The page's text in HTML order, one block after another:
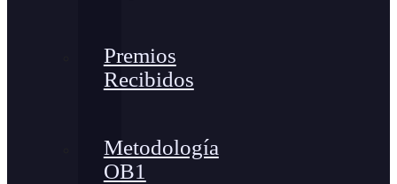
Premios
Recibidos
Metodología
OB1